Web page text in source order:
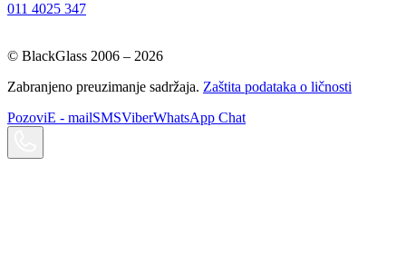
011 4025 347
© BlackGlass 2006 – 2026
Zabranjeno preuzimanje sadržaja. Zaštita podataka o ličnosti
PozoviE - mailSMSViberWhatsApp Chat